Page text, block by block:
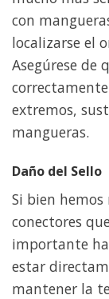
con
localizarse el
Asegúrese de
extremos,
mangueras.
Daño del Sello
Si bien hemos
conectores
importante
estar
mantener la